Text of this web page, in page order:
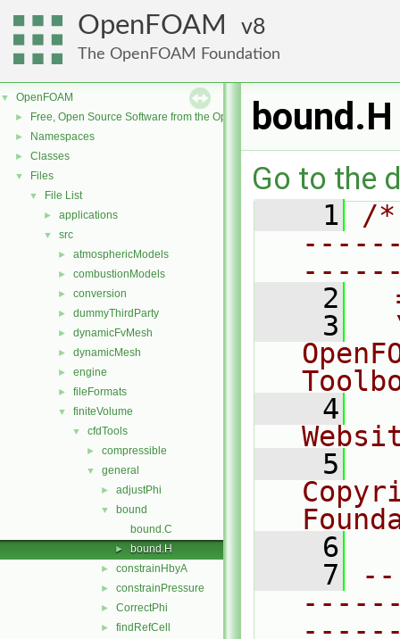
OpenFOAM 8
The OpenFOAM Foundation
▼ OpenFOAM
► Free, Open Source Software from the OpenFOAM Foundation
► Namespaces
► Classes
▼ Files
▼ File List
► applications
▼ src
► atmosphericModels
► combustionModels
► conversion
► dummyThirdParty
► dynamicFvMesh
► dynamicMesh
► engine
► fileFormats
▼ finiteVolume
▼ cfdTools
► compressible
▼ general
► adjustPhi
▼
bound
bound.C
► bound.H
► constrainHbyA
► constrainPressure
► CorrectPhi
► findRefCell
bound.H
Go to the
    1
/
    2
    3
    4
    5
    6
    7